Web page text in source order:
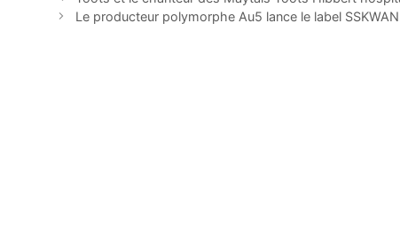
Le producteur polymorphe Au5 lance le label